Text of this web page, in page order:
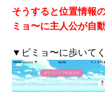
そうすると位置情報
ミョ〜に主人公が自
▼ビミョ〜に歩いて